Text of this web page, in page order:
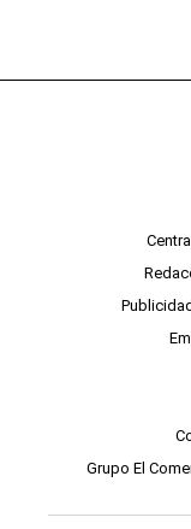
Grupo El